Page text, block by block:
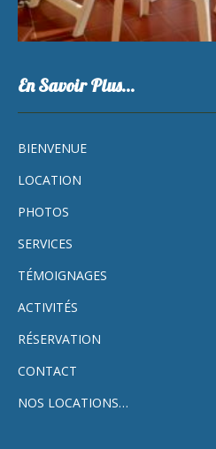
En Savoir Plus…
BIENVENUE
LOCATION
PHOTOS
SERVICES
TÉMOIGNAGES
ACTIVITÉS
RÉSERVATION
CONTACT
NOS LOCATIONS…